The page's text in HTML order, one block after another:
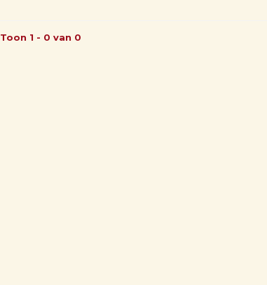
Toon 1 - 0 van 0